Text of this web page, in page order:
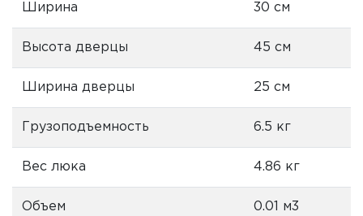
Ширина 30 см
Высота дверцы 45 см
Ширина дверцы 25 см
Грузоподъемность 6.5 кг
Вес люка 4.86 кг
Объем 0.01 м3